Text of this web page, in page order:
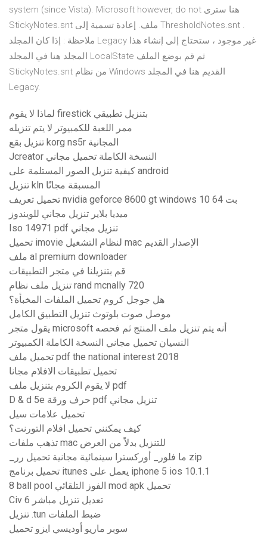
system (since Vista). Microsoft however, do not هنا سترى
StickyNotes.snt ملف. إعادة تسمية إلى ThresholdNotes.snt .
ملاحظة : إذا كان المجلد Legacy غير موجود ، ستحتاج إلى إنشاء هذا
المجلد هنا في المجلد LocalState ثم قم بوضع الملف
StickyNotes.snt من نظام Windows القديم هنا في المجلد
Legacy.
لماذا لا يقوم firestick بتنزيل تطبيقي
ممر اللعبة للكمبيوتر لا يتم تنزيله
تنزيل بقع korg ns5r المجانية
Jcreator النسخة الكاملة تحميل مجاني
كيفية تنزيل الصور المستلمة على android
تنزيل kln المسبقة مجانًا
تحميل تعريف nvidia geforce 8600 gt windows 10 64 بت
ميديا ​​بلاير تنزيل مجاني للويندوز
Iso 14971 pdf تنزيل مجاني
تحميل imovie لنظام التشغيل mac الإصدار القديم
ملف al premium downloader
قم بتنزيلنا في متجر التطبيقات
تنزيل ملف نظام rand mcnally 720
هل جوجل كروم تحميل الملفات المخبأة؟
موصل صوت بلوتوث تنزيل التطبيق الكامل
يقول متجر microsoft أنه يتم تنزيل ملف المنتج ثم فحصه
النسيان تحميل مجاني النسخة الكاملة الكمبيوتر
تحميل ملف pdf the national interest 2018
تحميل تطبيقات الافلام مجانا
لا يقوم الكروم بتنزيل ملف pdf
D & d 5e حرف ورقة pdf تنزيل مجاني
تحميل علامات سيل
كيف يمكنني تحميل افلام التورنت؟
تذهب ملفات mac للتنزيل بدلاً من العرض
_ما فلور_ أوركسترا سينمائية مجانية تحميل رر zip
تحميل برنامج itunes يعمل على iphone 5 ios 10.1.1
8 ball pool الفوز التلقائي mod apk تحميل
Civ 6 تعديل تنزيل مباشر
تنزيل .tun ضبط الملفات
سوبر ماريو أوديسي ايزو تحميل